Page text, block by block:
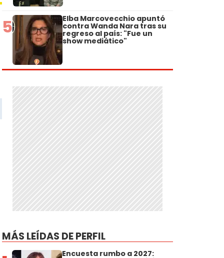
5 Elba Marcovecchio apuntó
contra Wanda Nara tras su
regreso al país: "Fue un
show mediático"
MÁS LEÍDAS DE PERFIL
Encuesta rumbo a 2027: